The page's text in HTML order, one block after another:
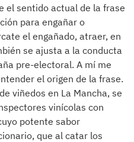
el sentido actual de la frase
para engañar o
el engañado, atraer, en
se ajusta a la conducta
pre-electoral. A mí me
el origen de la frase.
viñedos en La Mancha, se
vinícolas con
potente sabor
que al catar los